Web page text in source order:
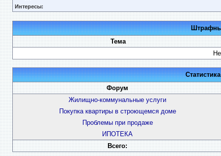
Интересы:
Тема
Форум
Жилищно-коммунальные услуги
Покупка квартиры в строющемся доме
Проблемы при продаже
ИПОТЕКА
Всего: